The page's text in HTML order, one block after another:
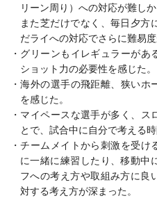
リーン周り）への対応が難しか
また芝だけでなく、毎日夕方
だライへの対応でさらに難易度
・グリーンもイレギュラーがあ
ショット力の必要性を感じた。
・海外の選手の飛距離、狭い
を感じた。
・マイペースな選手が多く、
とで、試合中に自分で考える
・チームメイトから刺激を受
に一緒に練習したり、移動中
フへの考え方や取組み方に良
対する考え方が深まった。